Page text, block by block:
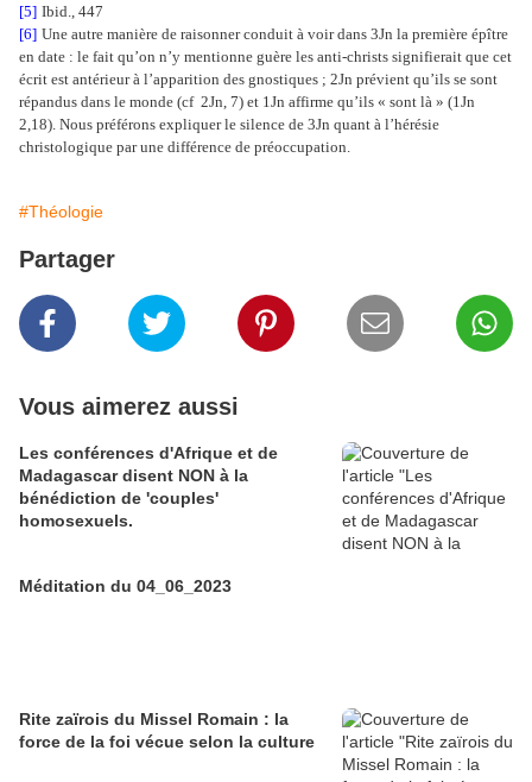
[5] Ibid., 447
[6] Une autre manière de raisonner conduit à voir dans 3Jn la première épître
en date : le fait qu’on n’y mentionne guère les anti-christs signifierait que cet
écrit est antérieur à l’apparition des gnostiques ; 2Jn prévient qu’ils se sont
répandus dans le monde (cf 2Jn, 7) et 1Jn affirme qu’ils « sont là » (1Jn
2,18). Nous préférons expliquer le silence de 3Jn quant à l’hérésie
christologique par une différence de préoccupation.
#Théologie
Partager
Vous aimerez aussi
Les conférences d'Afrique et de
Madagascar disent NON à la
bénédiction de 'couples'
homosexuels.
Méditation du 04_06_2023
Rite zaïrois du Missel Romain : la
force de la foi vécue selon la culture